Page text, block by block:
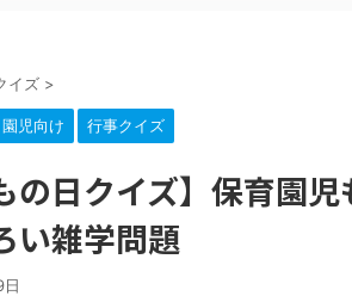
イズ >
園児向け 行事クイズ
の日クイズ】保育園
い雑学問題